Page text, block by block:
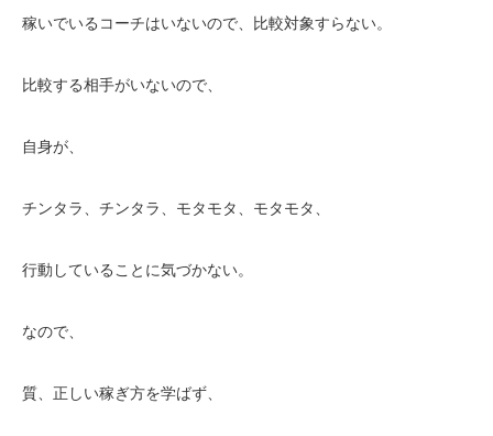
稼いでいるコーチはいないので、比較対象すらない。
比較する相手がいないので、
自身が、
チンタラ、チンタラ、モタモタ、モタモタ、
行動していることに気づかない。
なので、
質、正しい稼ぎ方を学ばず、